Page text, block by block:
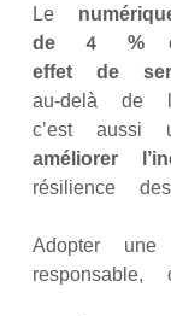
Le
de 4 %
effet de
au-delà de
c’est aussi
améliorer
résilience
Adopter une